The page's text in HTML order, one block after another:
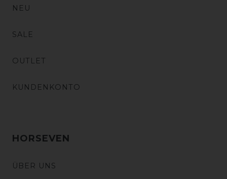
NEU
SALE
OUTLET
KUNDENKONTO
HORSEVEN
ÜBER UNS